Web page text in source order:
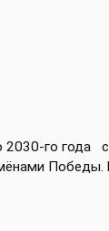
2030-го года